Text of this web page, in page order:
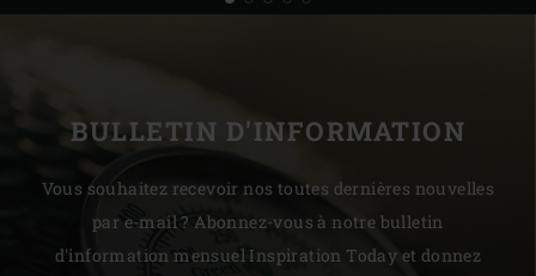
BULLETIN D'INFORMATION
Vous souhaitez recevoir nos toutes dernières nouvelles
par e-mail ? Abonnez-vous à notre bulletin
d'information mensuel Inspiration Today et donnez